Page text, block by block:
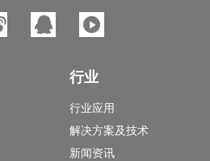
行业
行业应用
解决方案及技术
新闻资讯